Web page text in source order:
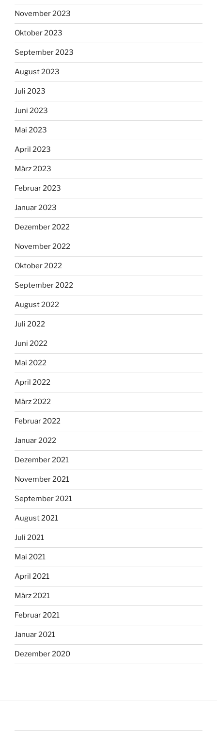
November 2023
Oktober 2023
September 2023
August 2023
Juli 2023
Juni 2023
Mai 2023
April 2023
März 2023
Februar 2023
Januar 2023
Dezember 2022
November 2022
Oktober 2022
September 2022
August 2022
Juli 2022
Juni 2022
Mai 2022
April 2022
März 2022
Februar 2022
Januar 2022
Dezember 2021
November 2021
September 2021
August 2021
Juli 2021
Mai 2021
April 2021
März 2021
Februar 2021
Januar 2021
Dezember 2020